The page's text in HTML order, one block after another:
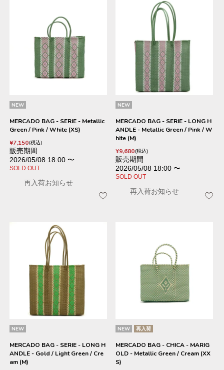
NEW
MERCADO BAG - SERIE - Metallic
Green / Pink / White (XS)
¥7,150 税込
販売期間
2026/05/08 18:00 〜
SOLD OUT
再入荷お知らせ
NEW
MERCADO BAG - SERIE - LONG H
ANDLE - Metallic Green / Pink / W
hite (M)
¥9,680 税込
販売期間
2026/05/08 18:00 〜
SOLD OUT
再入荷お知らせ
NEW
MERCADO BAG - SERIE - LONG H
ANDLE - Gold / Light Green / Cre
am (M)
NEW 再入荷
MERCADO BAG - CHICA - MARIG
OLD - Metallic Green / Cream (XX
S)